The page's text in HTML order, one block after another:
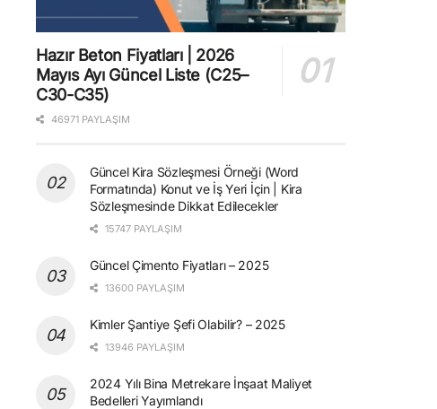
Hazır Beton Fiyatları | 2026
Mayıs Ayı Güncel Liste (C25–
C30-C35)
46971 PAYLAŞIM
Güncel Kira Sözleşmesi Örneği (Word
Formatında) Konut ve İş Yeri İçin | Kira
Sözleşmesinde Dikkat Edilecekler
15747 PAYLAŞIM
Güncel Çimento Fiyatları – 2025
13600 PAYLAŞIM
Kimler Şantiye Şefi Olabilir? – 2025
13946 PAYLAŞIM
2024 Yılı Bina Metrekare İnşaat Maliyet
Bedelleri Yayımlandı